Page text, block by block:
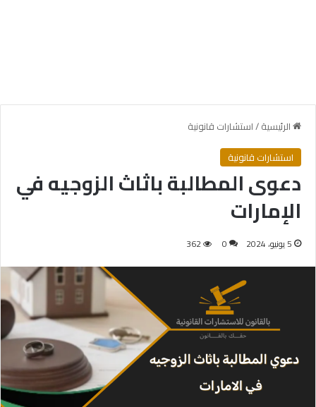
الرئيسية/استشارات قانونية
استشارات قانونية
دعوى المطالبة باثاث الزوجيه في
الإمارات
5 يونيو، 2024 0
362